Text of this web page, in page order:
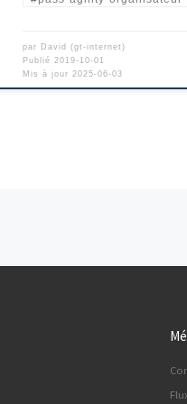
par David (gt-internet)
Publié2019-10-01
Mis à jour2025-06-03